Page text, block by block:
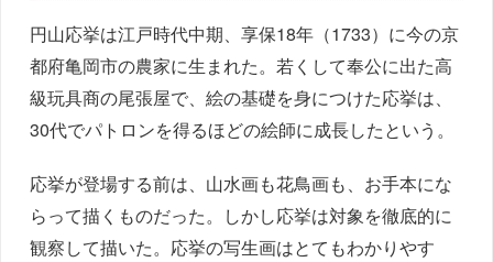
円山応挙は江戸時代中期、享保18年（1733）に今の京
都府亀岡市の農家に生まれた。若くして奉公に出た高
級玩具商の尾張屋で、絵の基礎を身につけた応挙は、
30代でパトロンを得るほどの絵師に成長したという。
応挙が登場する前は、山水画も花鳥画も、お手本にな
らって描くものだった。しかし応挙は対象を徹底的に
観察して描いた。応挙の写生画はとてもわかりやす